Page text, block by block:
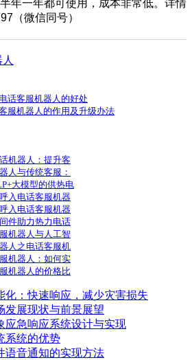
年一年都可使用，成本非常低。详情
（微信同号）
话客服机器人的好处
服机器人的作用及升级办法
机器人：提升客
人与传统客服：
大模型的供热电
入电话客服机器
入电话客服机器
件助力热力电话
机器人与人工智
人之电话客服机
机器人：如何实
机器人的价格比
化：快速响应，减少灾害损失
发展现状与前景展望
应急响应系统设计与实现
系统的优势
语音通知的实现方法